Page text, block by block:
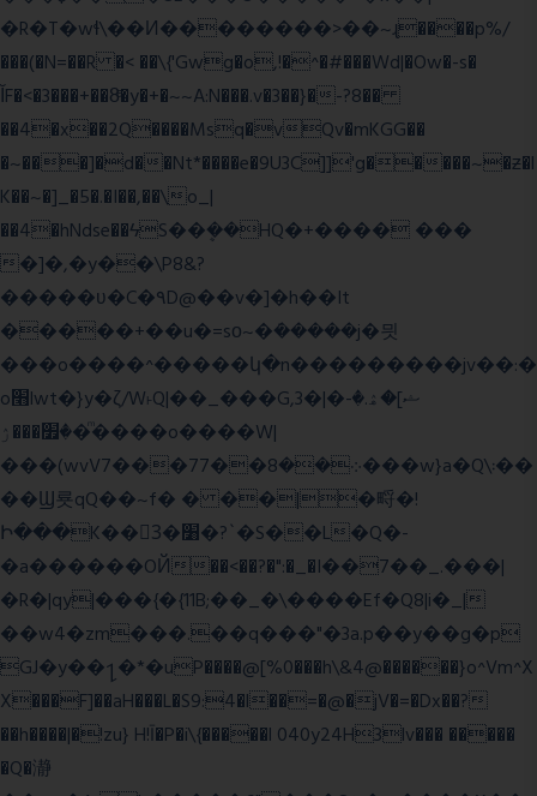
�R�T�wɬ\� �И��������>��~ɻ����p%/
���(�N=��R �< ��\{'Gwg�o,!�^�#���Wd|�Ow�-s�
ĬF�<�3���+��8ͣ�y�+�~~A:N���.v�3��}�-?8��
��4�x��2Q����Msq�vQv�mKGG��
�~���]�d��Nt*����e�9U3C]]'g�����~�ƶ�l
K��~�]_�5�.�I��,��\o_|
��4�hNdse��ϟS��ܷ��HQ�+���� ���
�]�,�y��\P8&?
�����ʋ�C�۹D@��v�]�h��It
�����+��u�=sο~�ܿ�����j�믯
���o����^�����կ�n���������jv��:�
o׫lwt�}y�ζ/W˫Q|��_���G,3�|�ޝ]�ۿ.�-
�׿���ۯ�ͫ����o����W|
���(wvV܀��8��77���7���w}a�Q\܃��
��Ϣ룟qQ��~f� � ��|�㽟�!
Ի���K��3ٓ�׸�?`�S��L�Q�-
�a������OЙ��<��?�":�_�I��7��_.���|
�R�|qy|���{�{11B;��_�\����Ef�Q8|i�_|
��w4�zm���.��q���"�3a.p��y��g�p
GJ�y��႑�*�uP����@[%0���h\&4@������}o^Vm^X
X���F]��aH���L�S9:4�l��=�@�jV�=�Dx��?
��h����|�!zu} H!Ī�P�i\{�����l 040y24H3lv��� �����
�Q�瀞